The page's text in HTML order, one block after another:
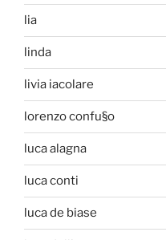
lia
linda
livia iacolare
lorenzo confu§o
luca alagna
luca conti
luca de biase